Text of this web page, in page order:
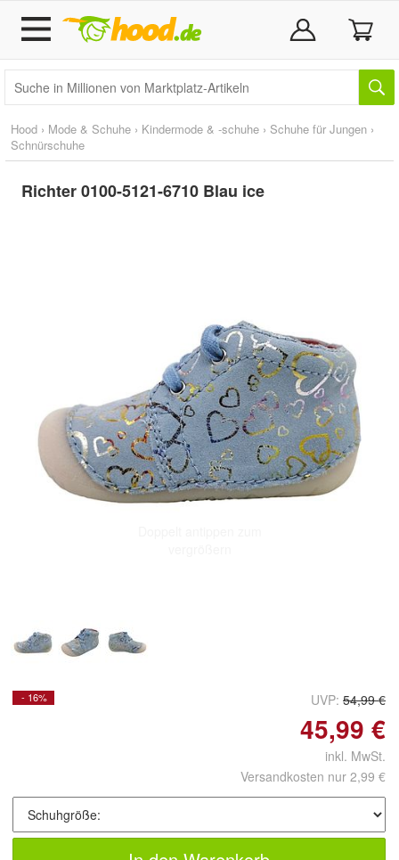
Hood › Mode & Schuhe › Kindermode & -schuhe › Schuhe für Jungen ›
Schnürschuhe
Richter 0100-5121-6710 Blau ice
- 16% UVP: 54,99 €
45,99 €
inkl. MwSt.
Versandkosten nur 2,99 €